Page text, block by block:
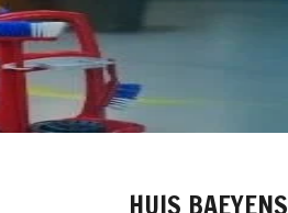
HUIS BAEYENS